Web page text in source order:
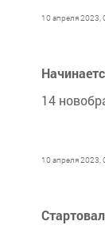
10 апреля 2023,
14
10 апреля 2023,